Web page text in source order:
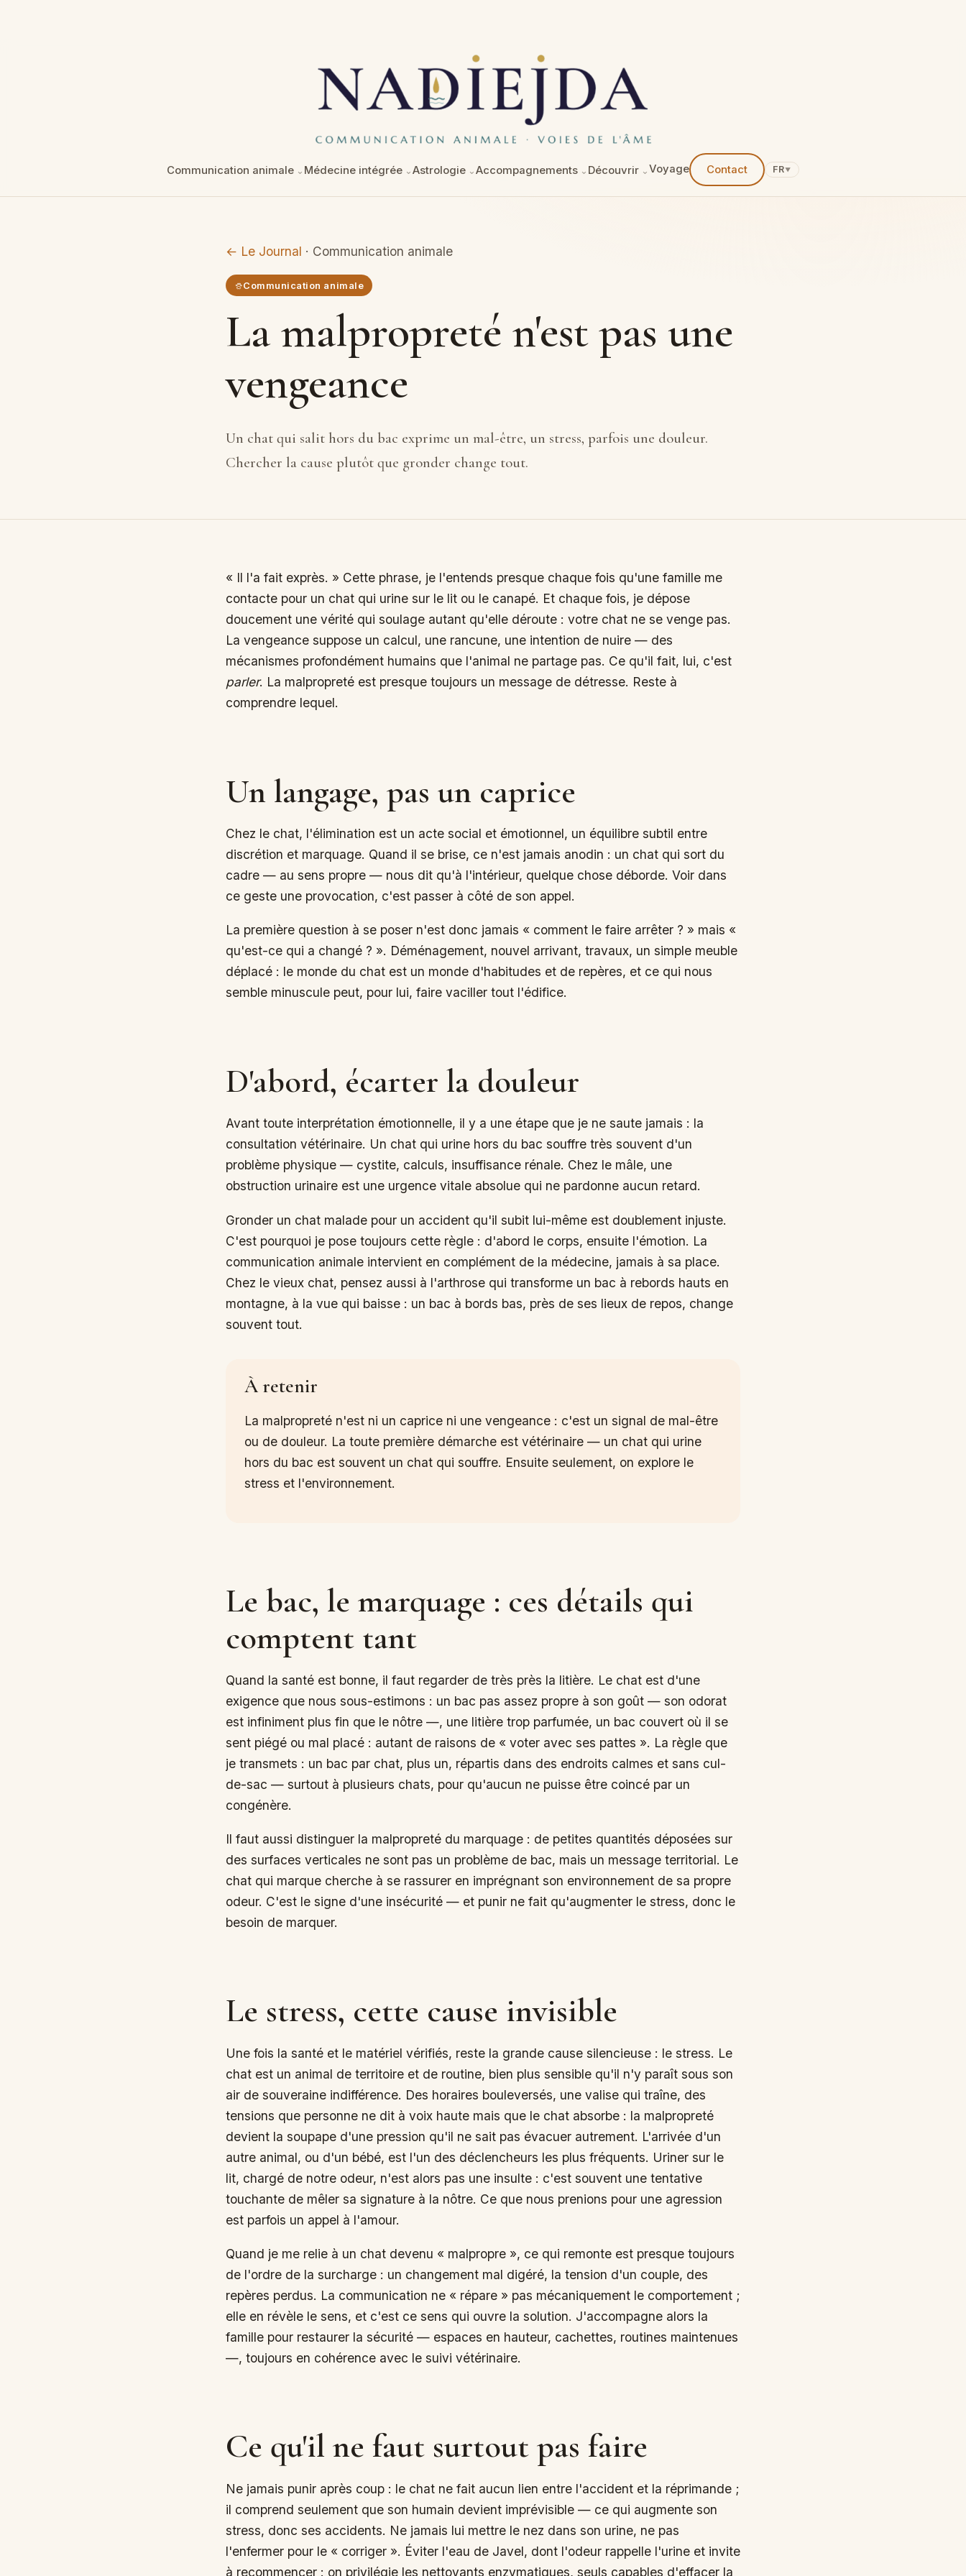
Médecine intégrée Astrologie Accompagnements Découvrir Voyage
← Le Journal · Communication animale
Communication animale
La malpropreté n'est pas une
vengeance
Un chat qui salit hors du bac exprime un mal-être, un stress, parfois une douleur.
Chercher la cause plutôt que gronder change tout.
« Il l'a fait exprès. » Cette phrase, je l'entends presque chaque fois qu'une famille me
contacte pour un chat qui urine sur le lit ou le canapé. Et chaque fois, je dépose
doucement une vérité qui soulage autant qu'elle déroute : votre chat ne se venge pas.
La vengeance suppose un calcul, une rancune, une intention de nuire — des
mécanismes profondément humains que l'animal ne partage pas. Ce qu'il fait, lui, c'est
parler
. La malpropreté est presque toujours un message de détresse. Reste à
comprendre lequel.
Un langage, pas un caprice
Chez le chat, l'élimination est un acte social et émotionnel, un équilibre subtil entre
discrétion et marquage. Quand il se brise, ce n'est jamais anodin : un chat qui sort du
cadre — au sens propre — nous dit qu'à l'intérieur, quelque chose déborde. Voir dans
ce geste une provocation, c'est passer à côté de son appel.
La première question à se poser n'est donc jamais « comment le faire arrêter ? » mais «
qu'est-ce qui a changé ? ». Déménagement, nouvel arrivant, travaux, un simple meuble
déplacé : le monde du chat est un monde d'habitudes et de repères, et ce qui nous
semble minuscule peut, pour lui, faire vaciller tout l'édifice.
D'abord, écarter la douleur
Avant toute interprétation émotionnelle, il y a une étape que je ne saute jamais : la
consultation vétérinaire. Un chat qui urine hors du bac souffre très souvent d'un
problème physique — cystite, calculs, insuffisance rénale. Chez le mâle, une
obstruction urinaire est une urgence vitale absolue qui ne pardonne aucun retard.
Gronder un chat malade pour un accident qu'il subit lui-même est doublement injuste.
C'est pourquoi je pose toujours cette règle : d'abord le corps, ensuite l'émotion. La
communication animale intervient en complément de la médecine, jamais à sa place.
Chez le vieux chat, pensez aussi à l'arthrose qui transforme un bac à rebords hauts en
montagne, à la vue qui baisse : un bac à bords bas, près de ses lieux de repos, change
souvent tout.
À retenir
La malpropreté n'est ni un caprice ni une vengeance : c'est un signal de mal-être
ou de douleur. La toute première démarche est vétérinaire — un chat qui urine
hors du bac est souvent un chat qui souffre. Ensuite seulement, on explore le
stress et l'environnement.
Le bac, le marquage : ces détails qui
comptent tant
Quand la santé est bonne, il faut regarder de très près la litière. Le chat est d'une
exigence que nous sous-estimons : un bac pas assez propre à son goût — son odorat
est infiniment plus fin que le nôtre —, une litière trop parfumée, un bac couvert où il se
sent piégé ou mal placé : autant de raisons de « voter avec ses pattes ». La règle que
je transmets : un bac par chat, plus un, répartis dans des endroits calmes et sans cul-
de-sac — surtout à plusieurs chats, pour qu'aucun ne puisse être coincé par un
congénère.
Il faut aussi distinguer la malpropreté du marquage : de petites quantités déposées sur
des surfaces verticales ne sont pas un problème de bac, mais un message territorial. Le
chat qui marque cherche à se rassurer en imprégnant son environnement de sa propre
odeur. C'est le signe d'une insécurité — et punir ne fait qu'augmenter le stress, donc le
besoin de marquer.
Le stress, cette cause invisible
Une fois la santé et le matériel vérifiés, reste la grande cause silencieuse : le stress. Le
chat est un animal de territoire et de routine, bien plus sensible qu'il n'y paraît sous son
air de souveraine indifférence. Des horaires bouleversés, une valise qui traîne, des
tensions que personne ne dit à voix haute mais que le chat absorbe : la malpropreté
devient la soupape d'une pression qu'il ne sait pas évacuer autrement. L'arrivée d'un
autre animal, ou d'un bébé, est l'un des déclencheurs les plus fréquents. Uriner sur le
lit, chargé de notre odeur, n'est alors pas une insulte : c'est souvent une tentative
touchante de mêler sa signature à la nôtre. Ce que nous prenions pour une agression
est parfois un appel à l'amour.
Quand je me relie à un chat devenu « malpropre », ce qui remonte est presque toujours
de l'ordre de la surcharge : un changement mal digéré, la tension d'un couple, des
repères perdus. La communication ne « répare » pas mécaniquement le comportement ;
elle en révèle le sens, et c'est ce sens qui ouvre la solution. J'accompagne alors la
famille pour restaurer la sécurité — espaces en hauteur, cachettes, routines maintenues
—, toujours en cohérence avec le suivi vétérinaire.
Ce qu'il ne faut surtout pas faire
Ne jamais punir après coup : le chat ne fait aucun lien entre l'accident et la réprimande ;
il comprend seulement que son humain devient imprévisible — ce qui augmente son
stress, donc ses accidents. Ne jamais lui mettre le nez dans son urine, ne pas
l'enfermer pour le « corriger ». Éviter l'eau de Javel, dont l'odeur rappelle l'urine et invite
à recommencer : on privilégie les nettoyants enzymatiques, seuls capables d'effacer la